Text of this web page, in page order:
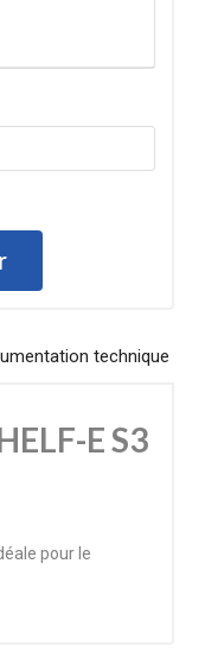
technique
E S3
pour le